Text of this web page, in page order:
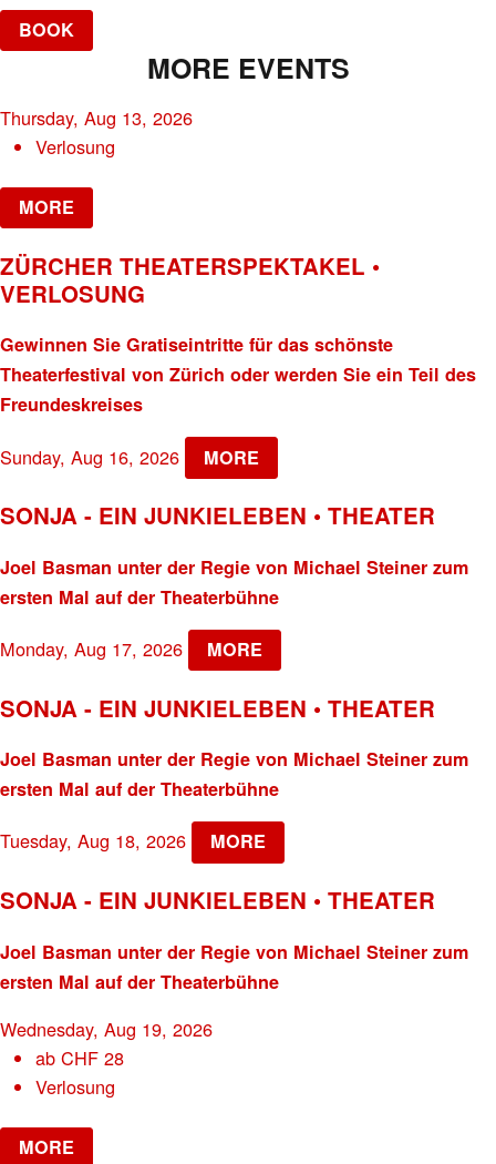
BOOK
MORE EVENTS
Thursday, Aug 13, 2026
Verlosung
MORE
ZÜRCHER THEATERSPEKTAKEL •
VERLOSUNG
Gewinnen Sie Gratiseintritte für das schönste
Theaterfestival von Zürich oder werden Sie ein Teil des
Freundeskreises
Sunday, Aug 16, 2026 MORE
SONJA - EIN JUNKIELEBEN • THEATER
Joel Basman unter der Regie von Michael Steiner zum
ersten Mal auf der Theaterbühne
Monday, Aug 17, 2026 MORE
SONJA - EIN JUNKIELEBEN • THEATER
Joel Basman unter der Regie von Michael Steiner zum
ersten Mal auf der Theaterbühne
Tuesday, Aug 18, 2026 MORE
SONJA - EIN JUNKIELEBEN • THEATER
Joel Basman unter der Regie von Michael Steiner zum
ersten Mal auf der Theaterbühne
Wednesday, Aug 19, 2026
abCHF 28
Verlosung
MORE